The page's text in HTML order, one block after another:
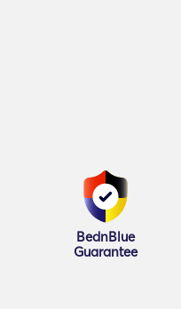
BednBlue
Guarantee